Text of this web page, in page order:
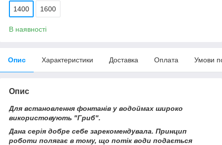
1400 1600
В наявності
Опис Характеристики Доставка Оплата Умови
Опис
Для встановлення фонтанів у водоймах широко
використовують "Гриб".
Дана серія добре себе зарекомендувала. Принцип
роботи полягає в тому, що потік води подається